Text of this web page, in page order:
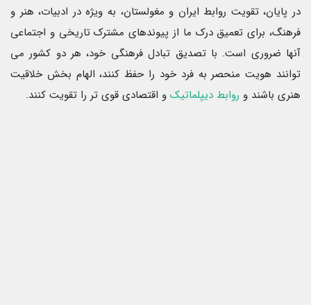
در پایان، تقویت روابط ایران و مغولستان، به ویژه در ادبیات، هنر و
فرهنگ، برای تعمیق درک ما از پیوندهای مشترک تاریخی و اجتماعی
آنها ضروری است. با تصدیق تبادل فرهنگی خود، هر دو کشور می
توانند هویت منحصر به فرد خود را حفظ کنند، الهام بخش خلاقیت
هنری باشند و روابط دیپلماتیک و اقتصادی قوی تر را تقویت کنند.